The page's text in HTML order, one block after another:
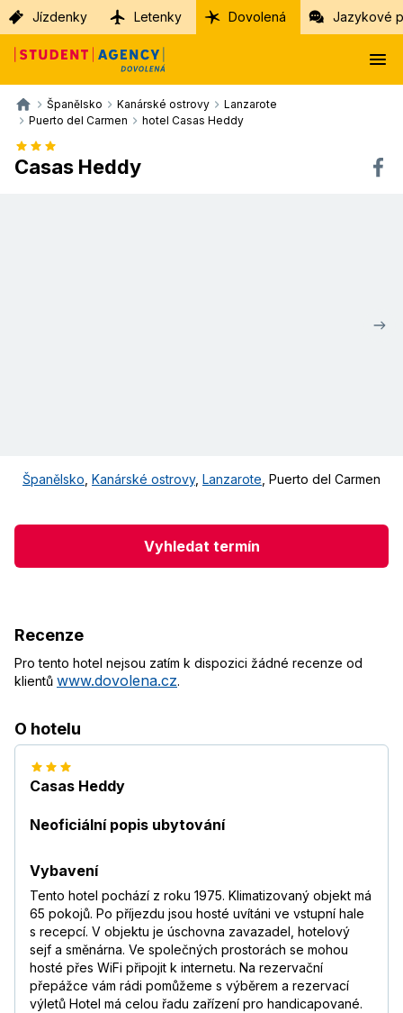
Jízdenky Letenky Dovolená Jazykové
Španělsko Kanárské ostrovy
Lanzarote
Puerto del Carmen
hotel Casas Heddy
Casas Heddy
Španělsko Kanárské ostrovy, Lanzarote Puerto del Carmen
Vyhledat termín
Recenze
Pro tento hotel nejsou zatím k dispozici žádné recenze od
klientů www.dovolena.cz.
O hotelu
Casas Heddy
Neoficiální popis ubytování
Vybavení
Tento hotel pochází z roku 1975. Klimatizovaný objekt má
65 pokojů. Po příjezdu jsou hosté uvítáni ve vstupní hale
s recepcí. V objektu je úschovna zavazadel, hotelový
sejf a směnárna. Ve společných prostorách se mohou
hosté přes WiFi připojit k internetu. Na rezervační
přepážce vám rádi pomůžeme s výběrem a rezervací
výletů Hotel má celou řadu zařízení pro handicapované.